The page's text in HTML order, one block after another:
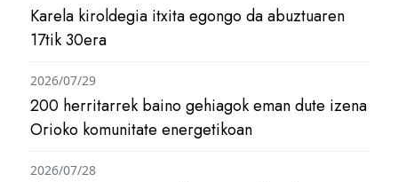
Karela kiroldegia itxita egongo da abuztuaren
17tik 30era
200 herritarrek baino gehiagok eman dute izena
Orioko komunitate energetikoan
2026/07/29
2026/07/28